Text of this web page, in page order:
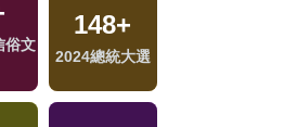
俗文
148+
2024總統大選